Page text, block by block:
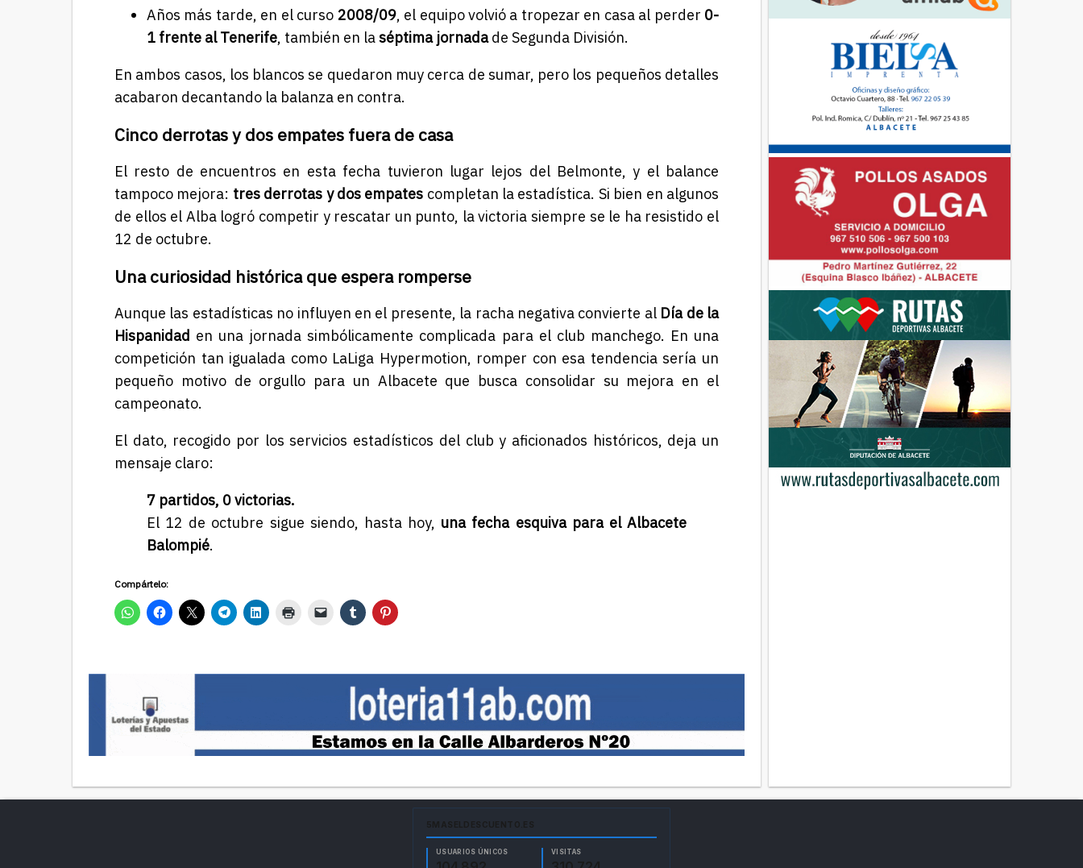
Años más tarde, en el curso 2008/09, el equipo volvió a tropezar en casa al perder 0-
1 frente al Tenerife, también en laséptima jornadade Segunda División.
En ambos casos, los blancos se quedaron muy cerca de sumar, pero los pequeños detalles
acabaron decantando la balanza en contra.
Cinco derrotas y dos empates fuera de casa
El resto de encuentros en esta fecha tuvieron lugar lejos del Belmonte, y el balance
tampoco mejora: tres derrotas y dos empates completan la estadística. Si bien en algunos
de ellos el Alba logró competir y rescatar un punto, la victoria siempre se le ha resistido el
12 de octubre.
Una curiosidad histórica que espera romperse
Aunque las estadísticas no influyen en el presente, la racha negativa convierte al Día de la
Hispanidad en una jornada simbólicamente complicada para el club manchego. En una
competición tan igualada como LaLiga Hypermotion, romper con esa tendencia sería un
pequeño motivo de orgullo para un Albacete que busca consolidar su mejora en el
campeonato.
El dato, recogido por los servicios estadísticos del club y aficionados históricos, deja un
mensaje claro:
7 partidos, 0 victorias.
El 12 de octubre sigue siendo, hasta hoy, una fecha esquiva para el Albacete
Balompié.
Compártelo: